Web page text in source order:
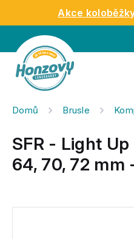
obsah
Akce
Domů Brusle
SFR - Light
64, 70, 72 mm